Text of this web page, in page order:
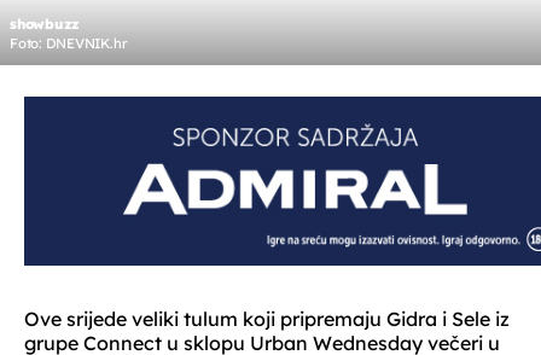
showbuzz
Foto: DNEVNIK.hr
Ove srijede veliki tulum koji pripremaju Gidra i Sele iz
grupe Connect u sklopu Urban Wednesday večeri u